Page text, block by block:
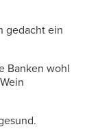
gedacht ein
Banken wohl